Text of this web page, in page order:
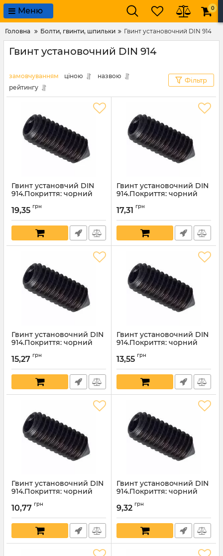
Меню 0
Головна Болти, гвинти, шпильки Гвинт установочний DIN 914
Гвинт установочний DIN 914
замовчуванням ціною
назвою
рейтингу
Фільтр
Гвинт установчий DIN
914.Покриття: чорний
Артикул:
19,35 грн
Гвинт установочний DIN
914.Покриття: чорний
Артикул:
17,31 грн
Гвинт установочний DIN
914.Покриття: чорний
Артикул:
15,27 грн
Гвинт установочний DIN
914.Покриття: чорний
Артикул:
13,55 грн
Гвинт установочний DIN
914.Покриття: чорний
Артикул:
10,77 грн
Гвинт установочний DIN
914.Покриття: чорний
Артикул:
9,32 грн